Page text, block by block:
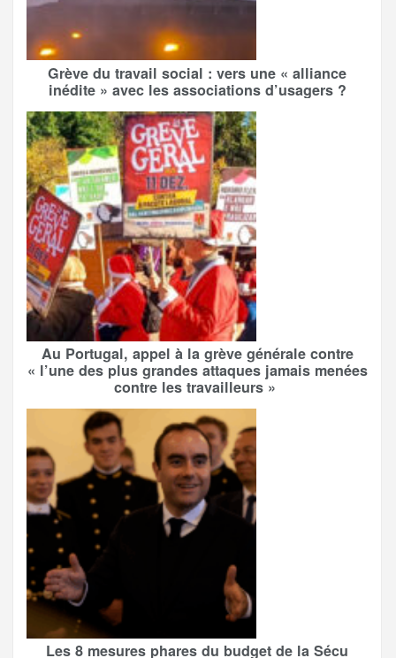
Grève du travail social : vers une « alliance
inédite » avec les associations d’usagers ?
Au Portugal, appel à la grève générale contre
« l’une des plus grandes attaques jamais menées
contre les travailleurs »
Les 8 mesures phares du budget de la Sécu